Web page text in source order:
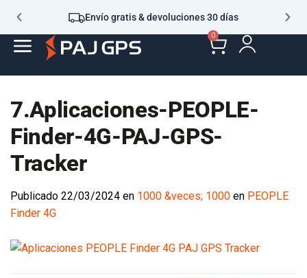
Envío gratis & devoluciones 30 días
0
7.Aplicaciones-PEOPLE-
Finder-4G-PAJ-GPS-
Tracker
Publicado 22/03/2024 en 1000 &veces; 1000 en PEOPLE
Finder 4G